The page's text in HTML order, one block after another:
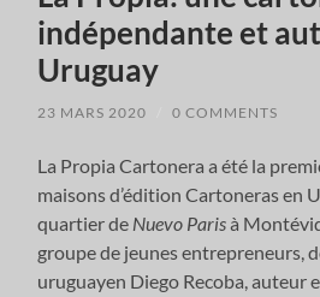
indépendante et
Uruguay
23 MARS 2020 0 COMMENTS
La Propia Cartonera a été la
maisons d’édition Cartoneras en
quartier de Nuevo Parisà
groupe de jeunes entrepreneurs,
uruguayen Diego Recoba, auteur